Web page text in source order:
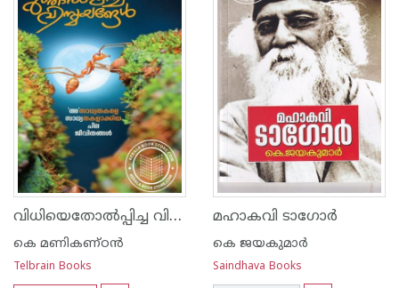
വിധിയെതോല്‍പ്പിച്ച വിസ്മയങ്ങള്‍
കെ മണികണ്ഠന്‍
Telbrain Books
മഹാകവി ടാഗോര്‍
കെ ജയകുമാര്‍
Saindhava Books